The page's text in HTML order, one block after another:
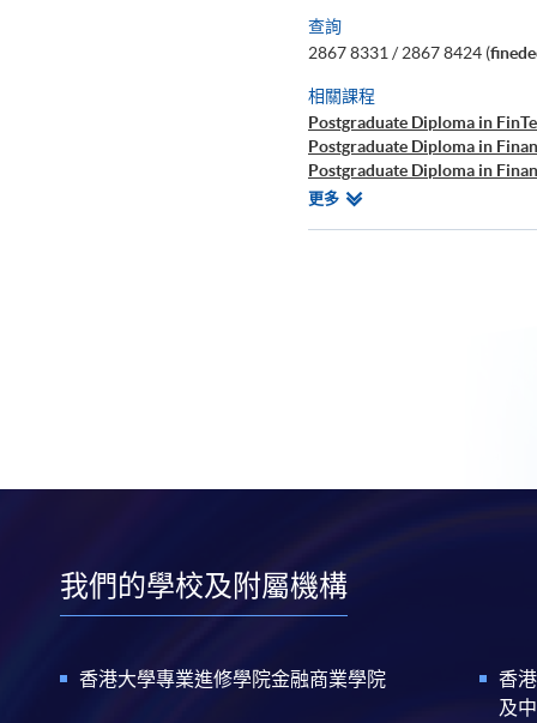
查詢
2867 8331 / 2867 8424 (
相關課程
Postgraduate Diploma in
Postgraduate Diploma in
Postgraduate Diploma in
Certificate for Module
更多相
我們的學校及附屬機構
香港大學專業進修學院金融商業學院
香
及